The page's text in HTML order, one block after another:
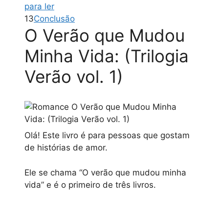
para ler
13Conclusão
O Verão que Mudou
Minha Vida: (Trilogia
Verão vol. 1)
Olá! Este livro é para pessoas que gostam
de histórias de amor.
Ele se chama “O verão que mudou minha
vida” e é o primeiro de três livros.